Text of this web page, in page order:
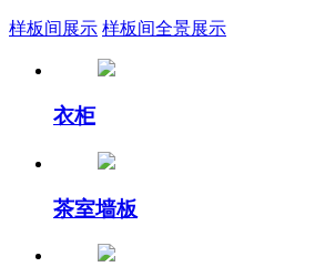
样板间展示 样板间全景展示
衣柜
茶室墙板